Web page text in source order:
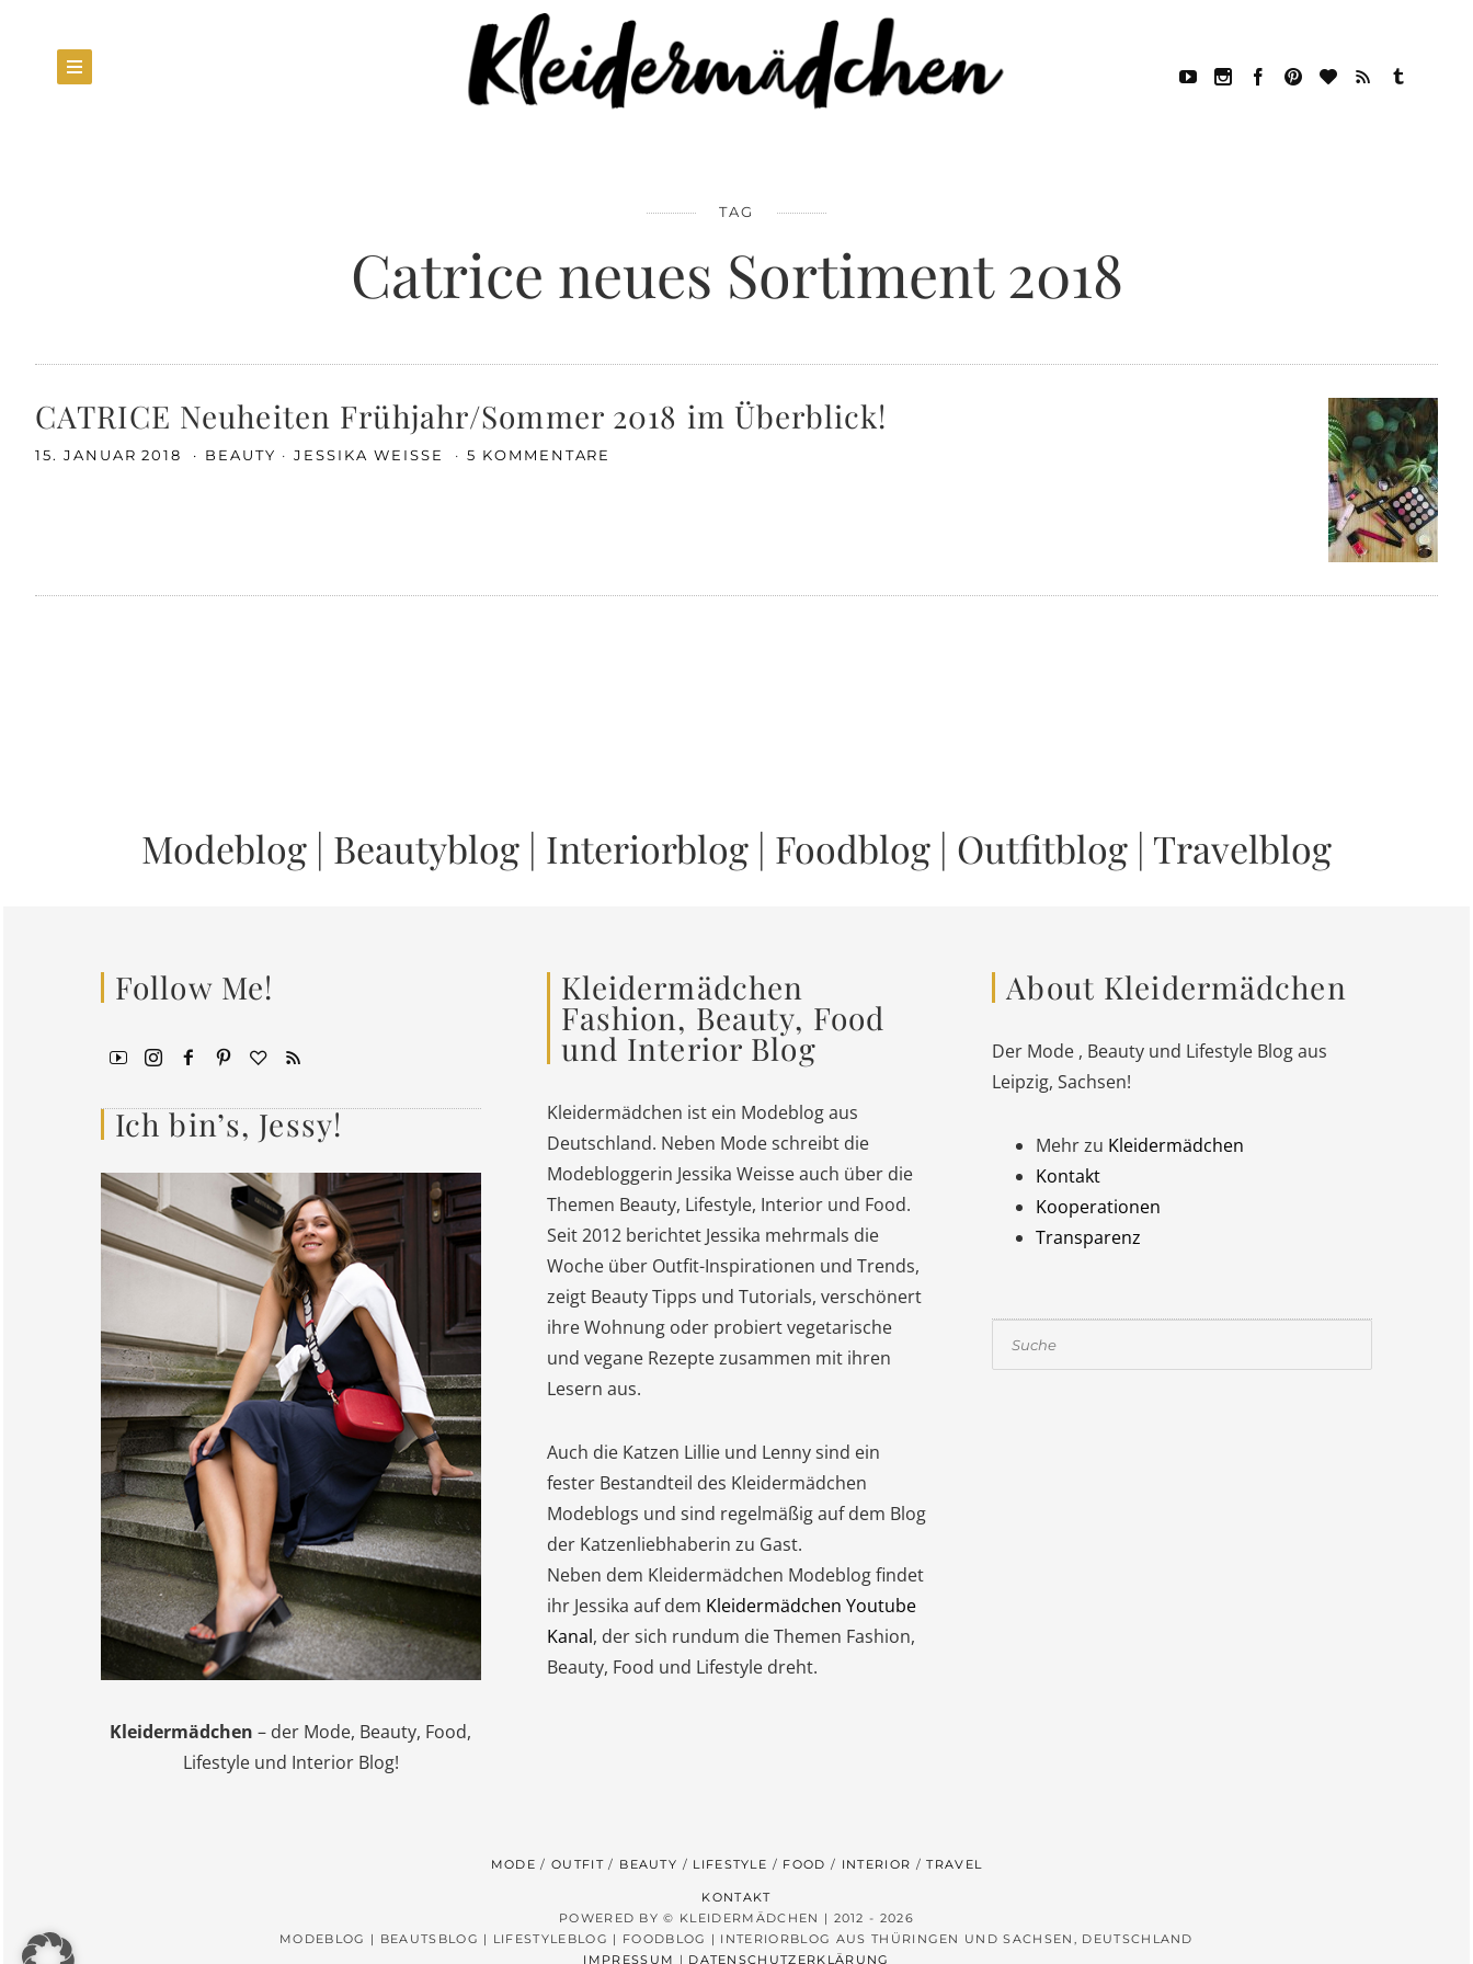
TAG
Catrice neues Sortiment 2018
CATRICE Neuheiten Frühjahr/Sommer 2018 im Überblick!
15. JANUAR 2018 BEAUTY JESSIKA WEISSE 5 KOMMENTARE
Modeblog | Beautyblog | Interiorblog | Foodblog | Outfitblog | Travelblog
Follow Me!
Ich bin’s, Jessy!
Kleidermädchen – der Mode, Beauty, Food,
Lifestyle und Interior Blog!
Kleidermädchen
Fashion, Beauty, Food
und Interior Blog
Kleidermädchen ist ein Modeblog aus
Deutschland. Neben Mode schreibt die
Modebloggerin Jessika Weisse auch über die
Themen Beauty, Lifestyle, Interior und Food.
Seit 2012 berichtet Jessika mehrmals die
Woche über Outfit-Inspirationen und Trends,
zeigt Beauty Tipps und Tutorials, verschönert
ihre Wohnung oder probiert vegetarische
und vegane Rezepte zusammen mit ihren
Lesern aus.
Auch die Katzen Lillie und Lenny sind ein
fester Bestandteil des Kleidermädchen
Modeblogs und sind regelmäßig auf dem Blog
der Katzenliebhaberin zu Gast.
Neben dem Kleidermädchen Modeblog findet
ihr Jessika auf dem Kleidermädchen Youtube
Kanal, der sich rundum die Themen Fashion,
Beauty, Food und Lifestyle dreht.
About Kleidermädchen
Der Mode , Beauty und Lifestyle Blog aus
Leipzig, Sachsen!
Mehr zu Kleidermädchen
Kontakt
Kooperationen
Transparenz
Suchen
MODE OUTFIT BEAUTY LIFESTYLE FOOD INTERIOR TRAVEL
KONTAKT
POWERED BY © KLEIDERMÄDCHEN | 2012 - 2026
MODEBLOG | BEAUTSBLOG | LIFESTYLEBLOG | FOODBLOG | INTERIORBLOG AUS THÜRINGEN UND SACHSEN, DEUTSCHLAND
IMPRESSUM | DATENSCHUTZERKLÄRUNG